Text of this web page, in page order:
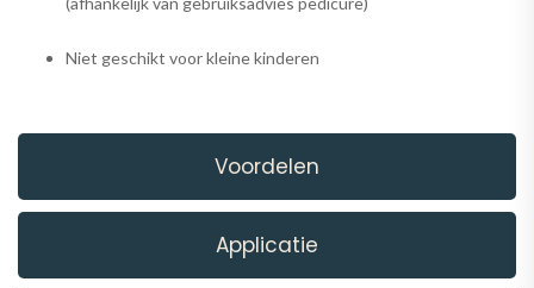
Voordelen
Applicatie
Niet geschikt voor kleine kinderen